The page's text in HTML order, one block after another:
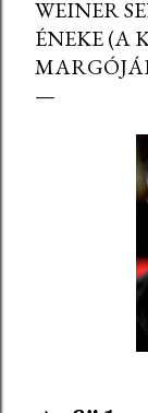
WEINER
ÉNEKE (A